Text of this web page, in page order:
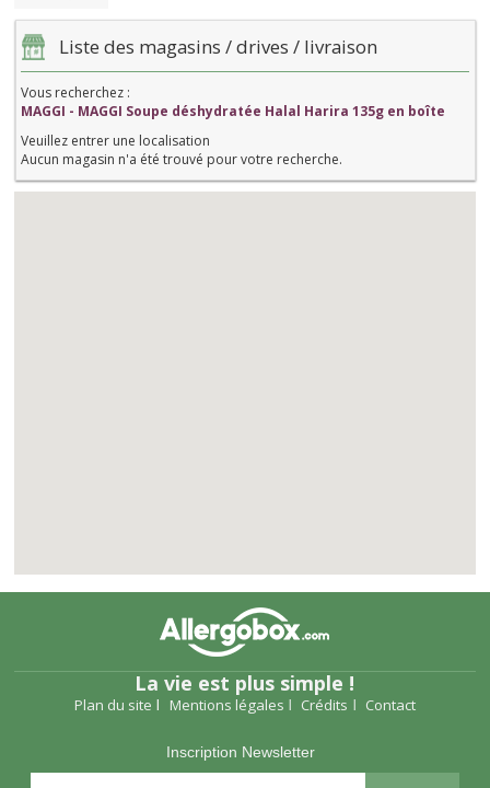
Liste des magasins / drives / livraison
Vous recherchez :
MAGGI - MAGGI Soupe déshydratée Halal Harira 135g en boîte
Veuillez entrer une localisation
Aucun magasin n'a été trouvé pour votre recherche.
La vie est plus simple !
Plan du site Mentions légales Crédits Contact
Inscription Newsletter